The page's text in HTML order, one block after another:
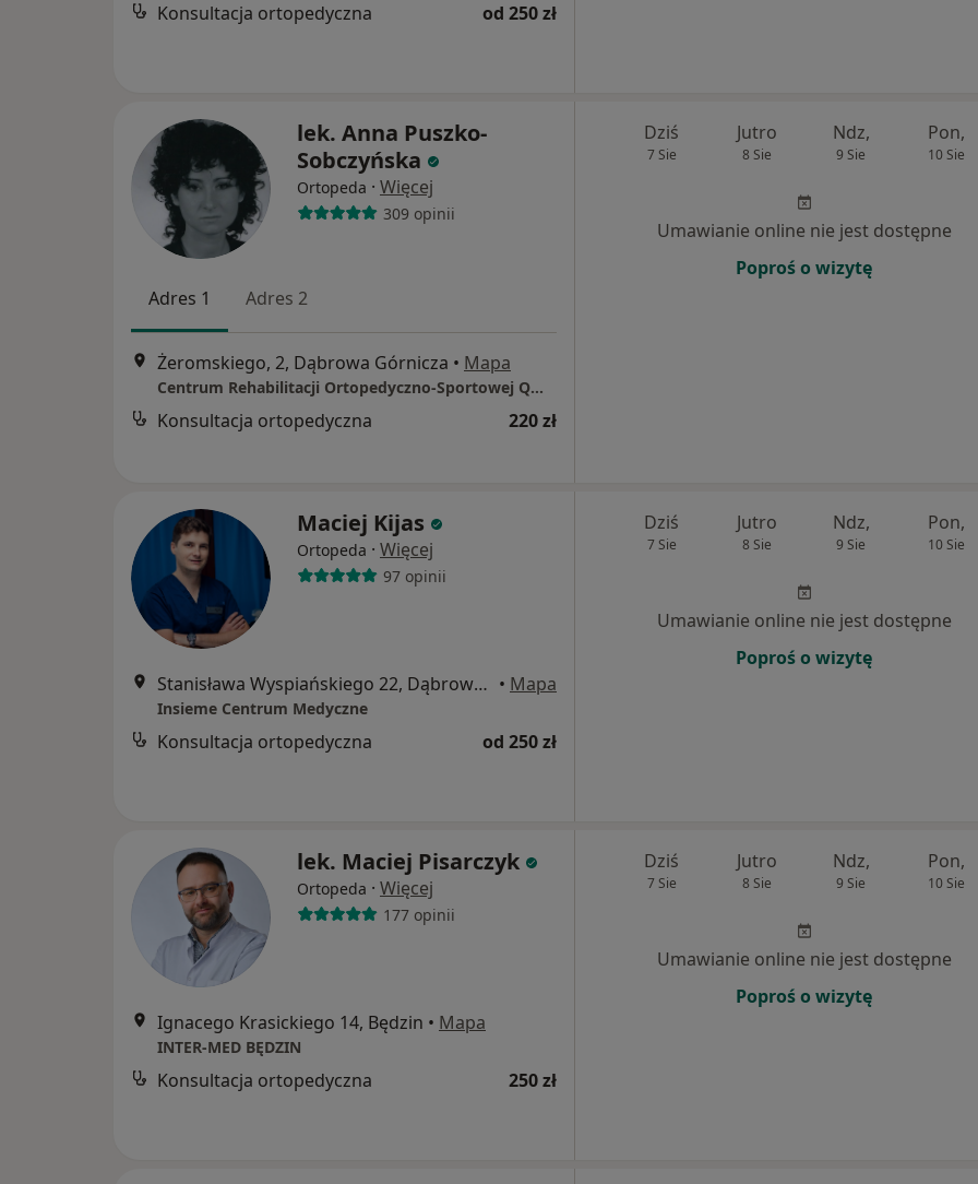
Konsultacja ortopedyczna od 250 zł
lek. Anna Puszko-
Sobczyńska
Ortopeda · Więcej
309 opinii
Adres 1 Adres 2
Żeromskiego, 2, Dąbrowa Górnicza • Mapa
Centrum Rehabilitacji Ortopedyczno-Sportowej QMEDIC REHABILITACJA
Konsultacja ortopedyczna 220 zł
Dziś
7 Sie
Jutro
8 Sie
Ndz,
9 Sie
Pon,
10 Sie
Umawianie online nie jest dostępne
Poproś o wizytę
Maciej Kijas
Ortopeda · Więcej
97 opinii
Stanisława Wyspiańskiego 22, Dąbrowa Górnicza • Mapa
Insieme Centrum Medyczne
Konsultacja ortopedyczna od 250 zł
Dziś
7 Sie
Jutro
8 Sie
Ndz,
9 Sie
Pon,
10 Sie
Umawianie online nie jest dostępne
Poproś o wizytę
lek. Maciej Pisarczyk
Ortopeda · Więcej
177 opinii
Ignacego Krasickiego 14, Będzin • Mapa
INTER-MED BĘDZIN
Konsultacja ortopedyczna 250 zł
Dziś
7 Sie
Jutro
8 Sie
Ndz,
9 Sie
Pon,
10 Sie
Umawianie online nie jest dostępne
Poproś o wizytę